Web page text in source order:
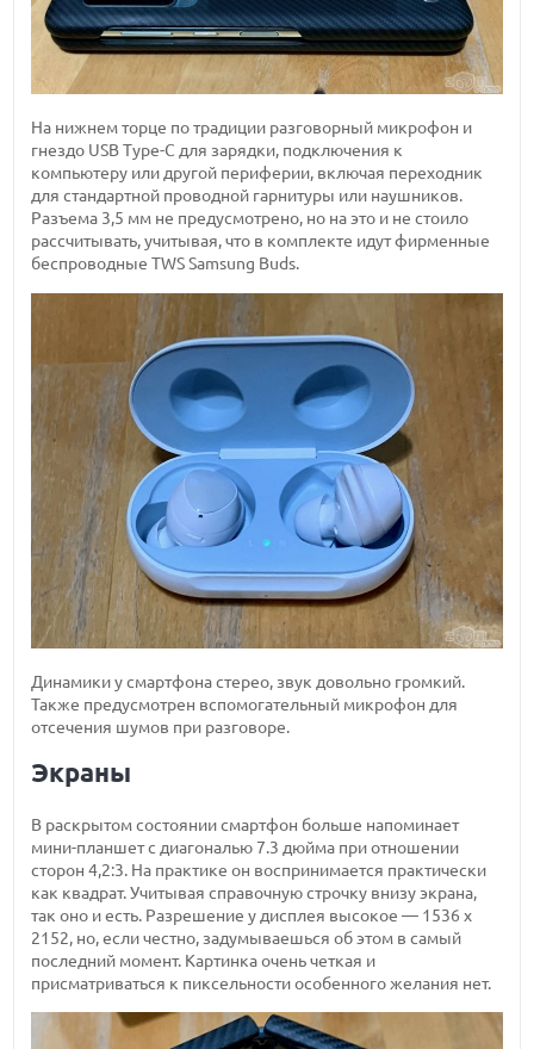
На нижнем торце по традиции разговорный микрофон и
гнездо USB Type-C для зарядки, подключения к
компьютеру или другой периферии, включая переходник
для стандартной проводной гарнитуры или наушников.
Разъема 3,5 мм не предусмотрено, но на это и не стоило
рассчитывать, учитывая, что в комплекте идут фирменные
беспроводные TWS Samsung Buds.
Динамики у смартфона стерео, звук довольно громкий.
Также предусмотрен вспомогательный микрофон для
отсечения шумов при разговоре.
Экраны
В раскрытом состоянии смартфон больше напоминает
мини-планшет с диагональю 7.3 дюйма при отношении
сторон 4,2:3. На практике он воспринимается практически
как квадрат. Учитывая справочную строчку внизу экрана,
так оно и есть. Разрешение у дисплея высокое — 1536 x
2152, но, если честно, задумываешься об этом в самый
последний момент. Картинка очень четкая и
присматриваться к пиксельности особенного желания нет.